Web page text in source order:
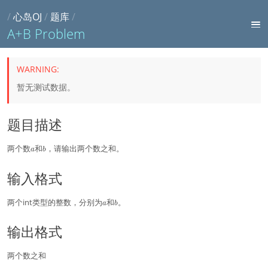
/心岛OJ / 题库/
A+B Problem
暂无测试数据。
题目描述
两个数a
a和b
b ，请输出两个数之和。
输入格式
两个int类型的整数，分别为a
a和b
b。
输出格式
两个数之和